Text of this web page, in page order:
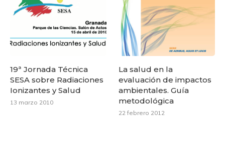
19ª Jornada Técnica
SESA sobre Radiaciones
Ionizantes y Salud
13 marzo 2010
La salud en la
evaluación de impactos
ambientales. Guía
metodológica
22 febrero 2012